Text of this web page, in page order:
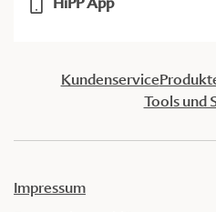
Kundenservice
Tools und
Impressum